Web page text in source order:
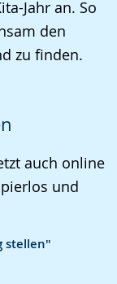
Jahr an. So
den
zu finden.
auch online
und
stellen"